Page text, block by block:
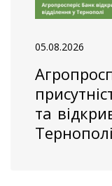
05.08.2026
та
Тернополі